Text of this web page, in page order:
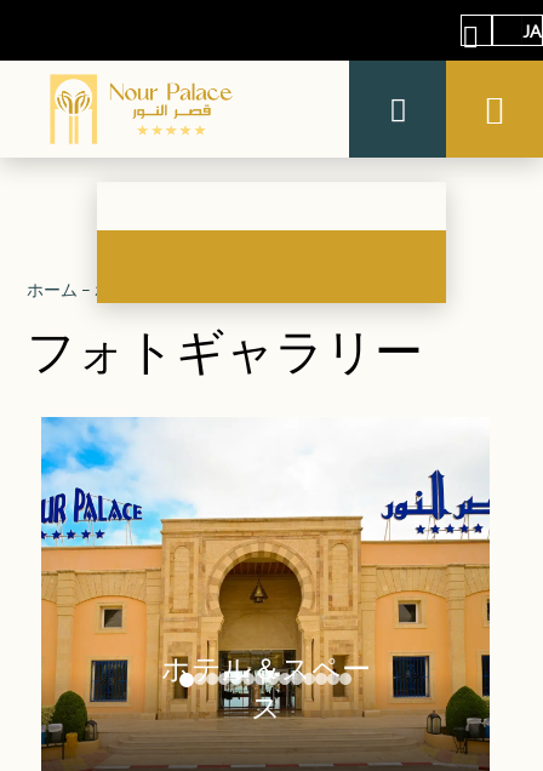
JA
ホーム – ホテルについて
フォトギャラリー
ホテル＆スペー
ス